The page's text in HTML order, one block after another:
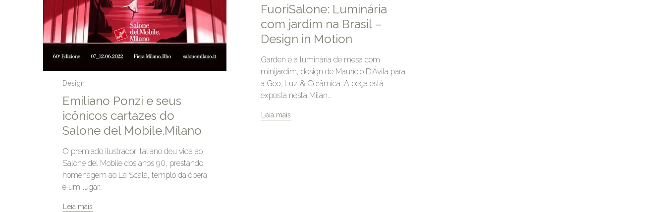
Design
Emiliano Ponzi e seus
icônicos cartazes do
Salone del Mobile.Milano
O premiado ilustrador italiano deu vida ao
Salone del Mobile dos anos 90, prestando
homenagem ao La Scala, templo da ópera
e um lugar…
Leia mais
FuoriSalone: Luminária
com jardim na Brasil –
Design in Motion
Garden é a luminária de mesa com
minijardim, design de Maurício D’Ávila para
a Geo, Luz & Cerâmica. A peça está
exposta nesta Milan…
Leia mais